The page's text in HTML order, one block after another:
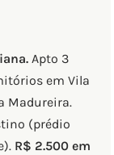
Apto 3
em Vila
Madureira.
(prédio
R$ 2.500 em